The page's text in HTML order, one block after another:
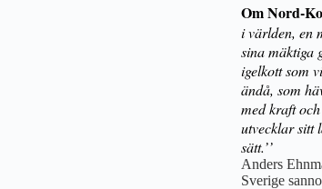
Om Nord-
i världen, en
sina mäktiga
igelkott som
ändå, som
med kraft
utvecklar sitt
sätt.’’
Anders
Sverige